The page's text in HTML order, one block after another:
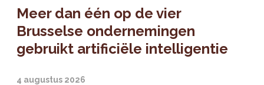
Meer dan één op de vier
Brusselse ondernemingen
gebruikt artificiële intelligentie
4 augustus 2026